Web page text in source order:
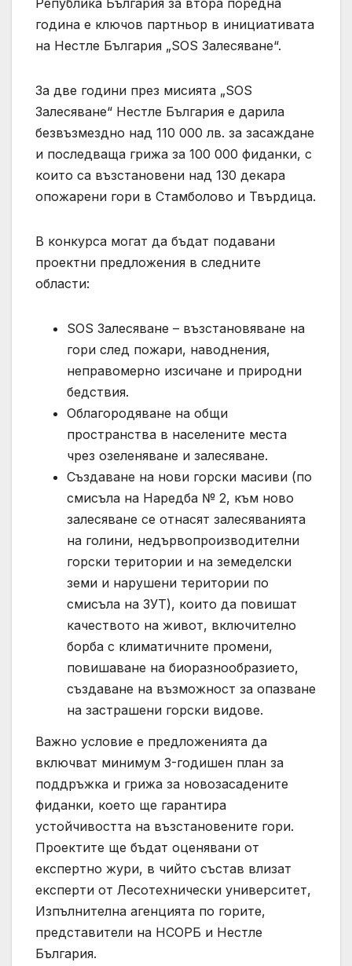
година е ключов партньор в инициативата
на Нестле България „SOS Залесяване“.
За две години през мисията „SOS
Залесяване“ Нестле България е дарила
безвъзмездно над 110 000 лв. за засаждане
и последваща грижа за 100 000 фиданки, с
които са възстановени над 130 декара
опожарени гори в Стамболово и Твърдица.
В конкурса могат да бъдат подавани
проектни предложения в следните
области:
SOS Залесяване – възстановяване на
гори след пожари, наводнения,
неправомерно изсичане и природни
бедствия.
Облагородяване на общи
пространства в населените места
чрез озеленяване и залесяване.
Създаване на нови горски масиви (по
смисъла на Наредба № 2, към ново
залесяване се отнасят залесяванията
на голини, недървопроизводителни
горски територии и на земеделски
земи и нарушени територии по
смисъла на ЗУТ), които да повишат
качеството на живот, включително
борба с климатичните промени,
повишаване на биоразнообразието,
създаване на възможност за опазване
на застрашени горски видове.
Важно условие е предложенията да
включват минимум 3-годишен план за
поддръжка и грижа за новозасадените
фиданки, което ще гарантира
устойчивостта на възстановените гори.
Проектите ще бъдат оценявани от
експертно жури, в чийто състав влизат
експерти от Лесотехнически университет,
Изпълнителна агенцията по горите,
представители на НСОРБ и Нестле
България.